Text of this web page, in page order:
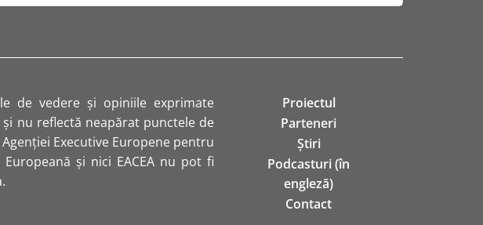
de vedere și opiniile exprimate
nu reflectă neapărat punctele de
Executive Europene pentru
Europeană și nici EACEA nu pot fi
Proiectul
Parteneri
Știri
Podcasturi (în
engleză)
Contact